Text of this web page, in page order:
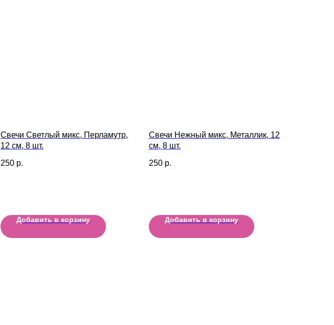
Свечи Светлый микс, Перламутр,
12 см, 8 шт.
250 р.
Добавить в корзину
Свечи Нежный микс, Металлик, 12
см, 8 шт.
250 р.
Добавить в корзину